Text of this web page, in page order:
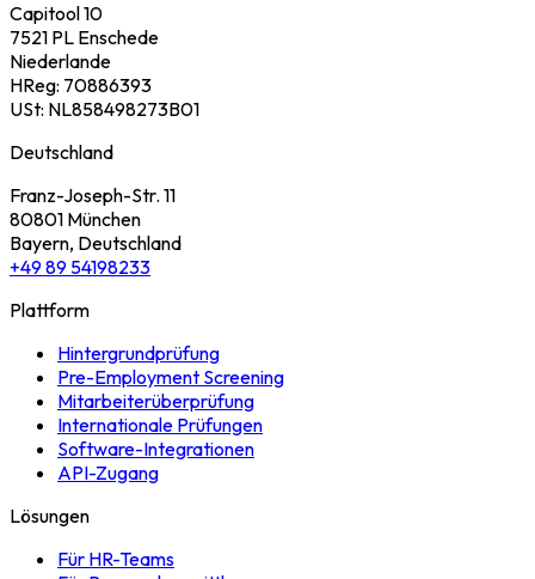
Capitool 10
7521 PL Enschede
Niederlande
HReg: 70886393
USt: NL858498273B01
Deutschland
Franz-Joseph-Str. 11
80801 München
Bayern, Deutschland
+49 89 54198233
Plattform
Hintergrundprüfung
Pre-Employment Screening
Mitarbeiterüberprüfung
Internationale Prüfungen
Software-Integrationen
API-Zugang
Lösungen
Für HR-Teams